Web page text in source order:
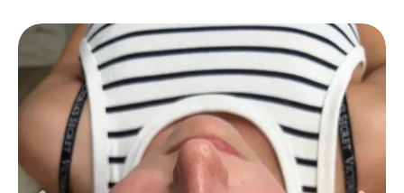
Di 08:00 - 20:00
08:00 - 20:00
08:00 - 20:00
Fr 08:00 - 20:00